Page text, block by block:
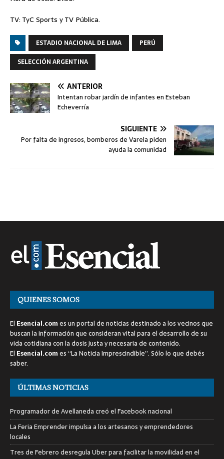
TV: TyC Sports y TV Pública.
ESTADIO NACIONAL DE LIMA
PERÚ
SELECCIÓN ARGENTINA
ANTERIOR
Intentan robar jardín de infantes en Esteban
Echeverría
SIGUIENTE
Por falta de ingresos, bomberos de Varela piden
ayuda la comunidad
QUIENES SOMOS
El Esencial.comes un portal de noticias destinado a los vecinos que
buscan la información que consideran vital para el desarrollo de su
vida cotidiana con la dosis justa y necesaria de contenido.
El Esencial.comes “La Noticia Imprescindible”. Sólo lo que debés
saber.
ÚLTIMAS NOTICIAS
Programador de Avellaneda creó el Facebook nacional
La Feria Emprender impulsa a los artesanos y emprendedores
locales
Tres de Febrero desregula Uber para facilitar la movilidad en el